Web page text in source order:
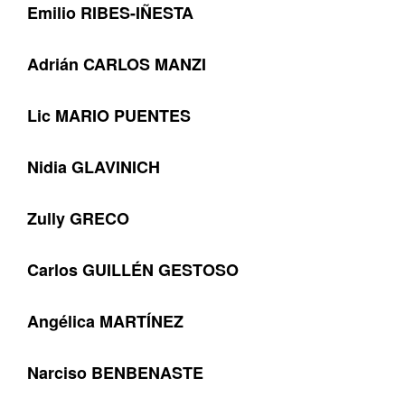
Emilio RIBES-IÑESTA
Adrián CARLOS MANZI
Lic MARIO PUENTES
Nidia GLAVINICH
Zully GRECO
Carlos GUILLÉN GESTOSO
Angélica MARTÍNEZ
Narciso BENBENASTE